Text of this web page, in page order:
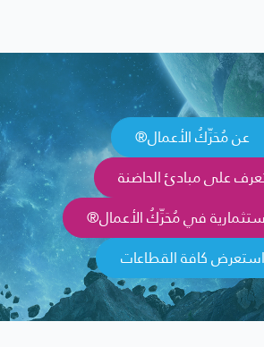
عن مُحَرِّكُ الأعمال®
على مبادئ الحاضنة
في مُحَرِّكُ الأعمال®
استعرض كافة القطاعات